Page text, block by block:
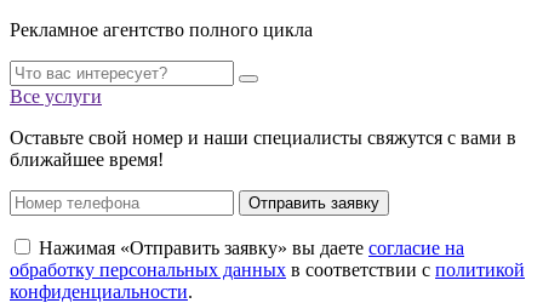
Рекламное агентство полного цикла
Все услуги
Оставьте свой номер и наши специалисты свяжутся с вами в
ближайшее время!
Отправить заявку
Нажимая «Отправить заявку» вы даете согласие на
обработку персональных данных в соответствии с политикой
конфиденциальности.